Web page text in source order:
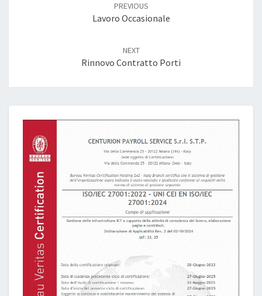
PREVIOUS
Lavoro Occasionale
NEXT
Rinnovo Contratto Porti